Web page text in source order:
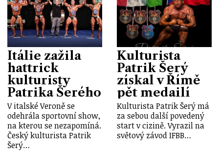
Itálie zažila
hattrick
kulturisty
Patrika Šerého
V italské Veroně se
odehrála sportovní show,
na kterou se nezapomíná.
Český kulturista Patrik
Šerý…
Kulturista
Patrik Šerý
získal v Římě
pět medailí
Kulturista Patrik Šerý má
za sebou další povedený
start v cizině. Vyrazil na
světový závod IFBB…